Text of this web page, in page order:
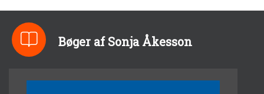
Bøger af Sonja Åkesson